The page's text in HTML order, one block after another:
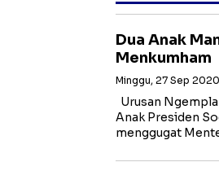
Dua Anak
Menkumham
Minggu, 27 Sep
Urusan
Anak Presiden
menggugat